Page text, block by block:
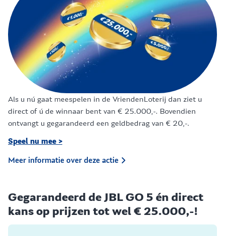
Als u nú gaat meespelen in de VriendenLoterij dan ziet u
direct of ú de winnaar bent van € 25.000,-. Bovendien
ontvangt u gegarandeerd een geldbedrag van € 20,-.
Speel nu mee >
Meer informatie over deze actie
Gegarandeerd de JBL GO 5 én direct
kans op prijzen tot wel € 25.000,-!